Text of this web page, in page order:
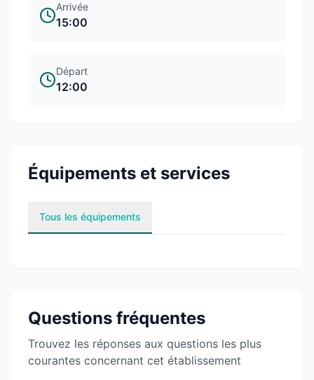
Arrivée
15:00
Départ
12:00
Équipements et services
Tous les équipements
Questions fréquentes
Trouvez les réponses aux questions les plus
courantes concernant cet établissement